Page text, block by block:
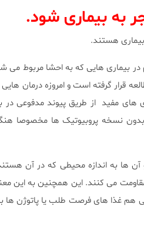
هستند.
بیماری هایی که به احشا مربوط می
قرار گرفته است و امروزه درمان
مفید از طریق پیوند مدفوعی در
نسخه پروبیوتیک ها مخصوصا
آن ها به اندازه محیطی که در آن
می کنند. این همچنین به این
هم غذا های فرصت طلب یا پاتوژن